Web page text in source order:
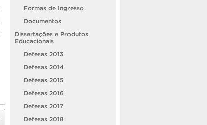
Formas de Ingresso
Documentos
Dissertações e Produtos
Educacionais
Defesas 2013
Defesas 2014
Defesas 2015
Defesas 2016
Defesas 2017
Defesas 2018